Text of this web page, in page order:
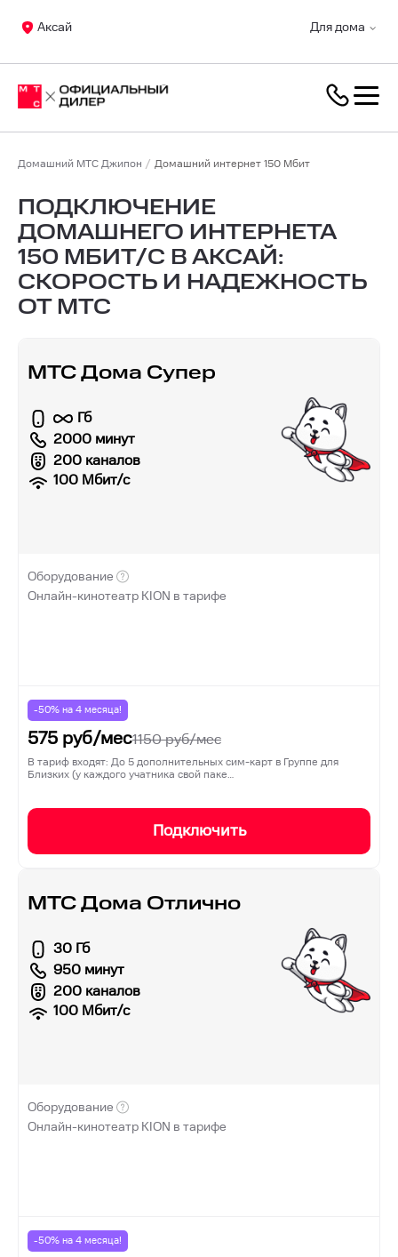
Для дома
Аксай
Домашний МТС Джипон Домашний интернет 150 Мбит
ПОДКЛЮЧЕНИЕ
ДОМАШНЕГО ИНТЕРНЕТА
150 МБИТ/С В АКСАЙ:
СКОРОСТЬ И НАДЕЖНОСТЬ
ОТ МТС
МТС Дома Супер
Гб
2000 минут
200 каналов
100 Мбит/с
Оборудование
Онлайн-кинотеатр KION в тарифе
-50% на 4 месяца!
575 руб/мес1150руб/мес
В тариф входят: До 5 дополнительных сим-карт в Группе для
Близких (у каждого учатника свой паке…
Подключить
МТС Дома Отлично
30 Гб
950 минут
200 каналов
100 Мбит/с
Оборудование
Онлайн-кинотеатр KION в тарифе
-50% на 4 месяца!